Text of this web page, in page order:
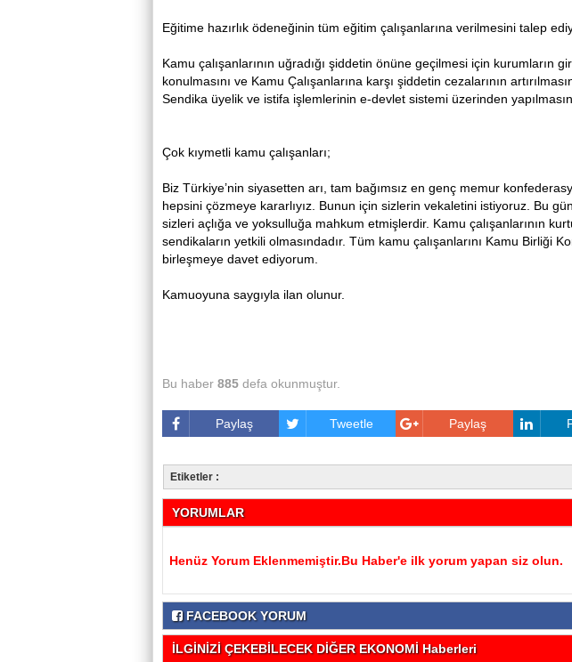
Eğitime hazırlık ödeneğinin tüm eğitim çalışanlarına verilmesini talep
Kamu çalışanlarının uğradığı şiddetin önüne geçilmesi için kurumların
konulmasını ve Kamu Çalışanlarına karşı şiddetin cezalarının
Sendika üyelik ve istifa işlemlerinin e-devlet sistemi üzerinden
Çok kıymetli kamu çalışanları;
Biz Türkiye’nin siyasetten arı, tam bağımsız en genç memur
hepsini çözmeye kararlıyız. Bunun için sizlerin vekaletini istiyoruz. Bu
sizleri açlığa ve yoksulluğa mahkum etmişlerdir. Kamu çalışanlarının
sendikaların yetkili olmasındadır. Tüm kamu çalışanlarını Kamu Birliği
birleşmeye davet ediyorum.
Kamuoyuna saygıyla ilan olunur.
Bu haber 885 defa okunmuştur.
Paylaş Tweetle Paylaş
Etiketler :
YORUMLAR
Henüz Yorum Eklenmemiştir.Bu Haber'e ilk yorum yapan siz olun.
FACEBOOK YORUM
İLGİNİZİ ÇEKEBİLECEK DİĞER EKONOMİ Haberleri